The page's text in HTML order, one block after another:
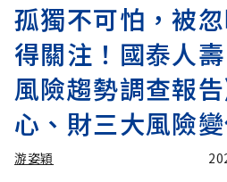
孤獨不可怕，被
得關注！國泰人
風險趨勢調查報
心、財三大風險
游姿穎